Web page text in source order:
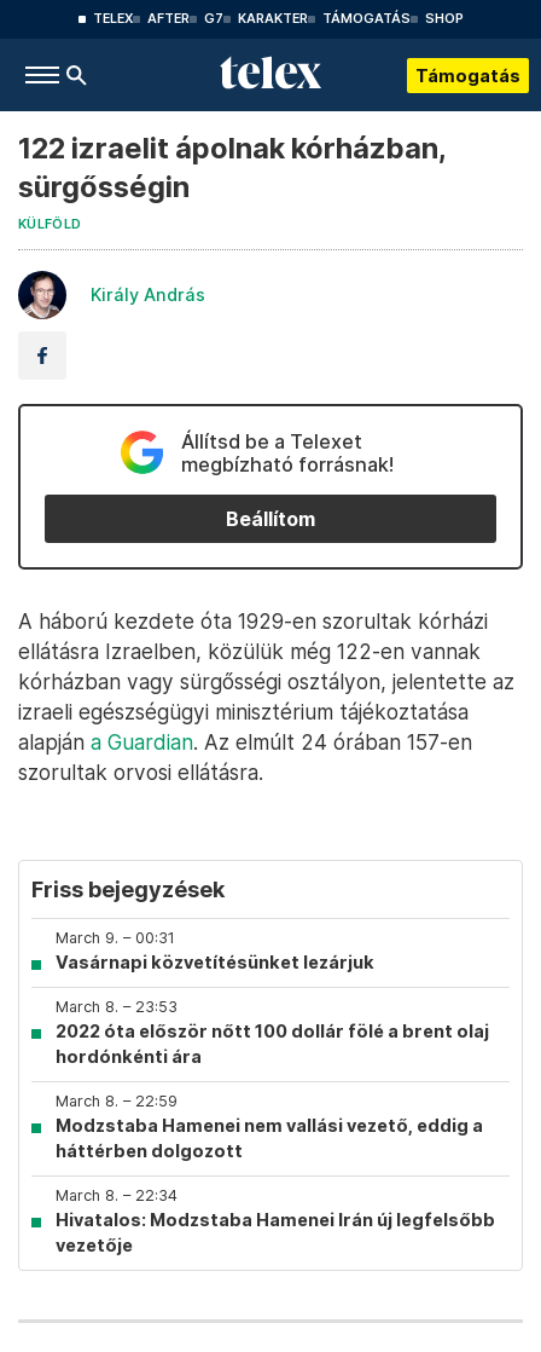
TELEX AFTER G7 KARAKTER TÁMOGATÁS SHOP
Támogatás
122 izraelit ápolnak kórházban,
sürgősségin
KÜLFÖLD
Király András
Állítsd be a Telexet
megbízható forrásnak!
Beállítom
A háború kezdete óta 1929-en szorultak kórházi
ellátásra Izraelben, közülük még 122-en vannak
kórházban vagy sürgősségi osztályon, jelentette az
izraeli egészségügyi minisztérium tájékoztatása
alapján a Guardian. Az elmúlt 24 órában 157-en
szorultak orvosi ellátásra.
Friss bejegyzések
March 9. – 00:31
Vasárnapi közvetítésünket lezárjuk
March 8. – 23:53
2022 óta először nőtt 100 dollár fölé a brent olaj
hordónkénti ára
March 8. – 22:59
Modzstaba Hamenei nem vallási vezető, eddig a
háttérben dolgozott
March 8. – 22:34
Hivatalos: Modzstaba Hamenei Irán új legfelsőbb
vezetője